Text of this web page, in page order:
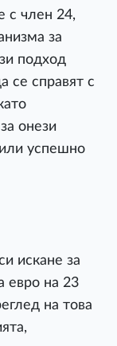
с член 24,
за
подход
се справят с
онези
успешно
искане за
евро на 23
на това